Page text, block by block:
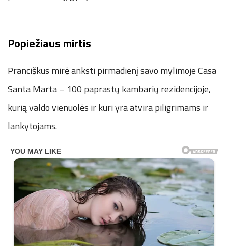
Popiežiaus mirtis
Pranciškus mirė anksti pirmadienį savo mylimoje Casa
Santa Marta – 100 paprastų kambarių rezidencijoje,
kurią valdo vienuolės ir kuri yra atvira piligrimams ir
lankytojams.